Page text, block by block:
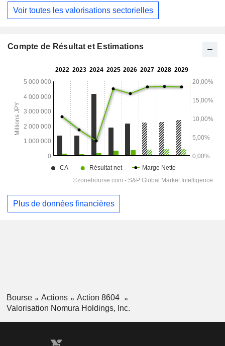
Voir toutes les valorisations sectorielles
Compte de Résultat et Estimations
Plus de données financières
Bourse Actions
Action 8604
Valorisation Nomura Holdings, Inc.